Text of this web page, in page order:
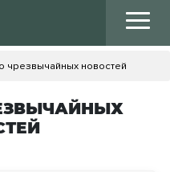
чрезвычайных новостей